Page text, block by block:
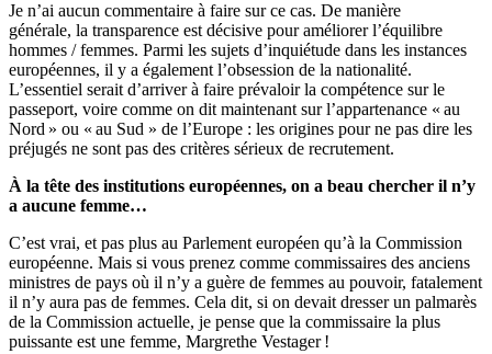
Je n’ai aucun commentaire à faire sur ce cas. De manière
générale, la transparence est décisive pour améliorer l’équilibre
hommes / femmes. Parmi les sujets d’inquiétude dans les instances
européennes, il y a également l’obsession de la nationalité.
L’essentiel serait d’arriver à faire prévaloir la compétence sur le
passeport, voire comme on dit maintenant sur l’appartenance « au
Nord » ou « au Sud » de l’Europe : les origines pour ne pas dire les
préjugés ne sont pas des critères sérieux de recrutement.
À la tête des institutions européennes, on a beau chercher il n’y
a aucune femme…
C’est vrai, et pas plus au Parlement européen qu’à la Commission
européenne. Mais si vous prenez comme commissaires des anciens
ministres de pays où il n’y a guère de femmes au pouvoir, fatalement
il n’y aura pas de femmes. Cela dit, si on devait dresser un palmarès
de la Commission actuelle, je pense que la commissaire la plus
puissante est une femme, Margrethe Vestager !